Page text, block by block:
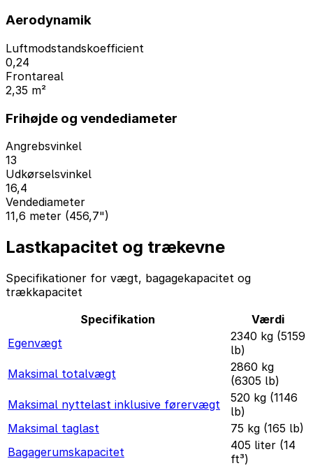
Aerodynamik
Luftmodstandskoefficient
0,24
Frontareal
2,35 m²
Frihøjde og vendediameter
Angrebsvinkel
13
Udkørselsvinkel
16,4
Vendediameter
11,6 meter (456,7")
Lastkapacitet og trækevne
Specifikationer for vægt, bagagekapacitet og
trækkapacitet
Specifikation
Værdi
Egenvægt
2340 kg (5159
lb)
Maksimal totalvægt
2860 kg
(6305 lb)
Maksimal nyttelast inklusive førervægt
520 kg (1146
lb)
Maksimal taglast
75 kg (165 lb)
Bagagerumskapacitet
405 liter (14
ft³)